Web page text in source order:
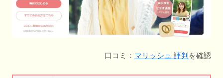
口コミ： マリッシュ 評判 を確認